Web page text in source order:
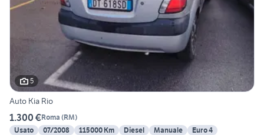
5
Auto Kia Rio
1.300 €Roma (RM)
Usato
07/2008 115000 Km Diesel Manuale Euro 4